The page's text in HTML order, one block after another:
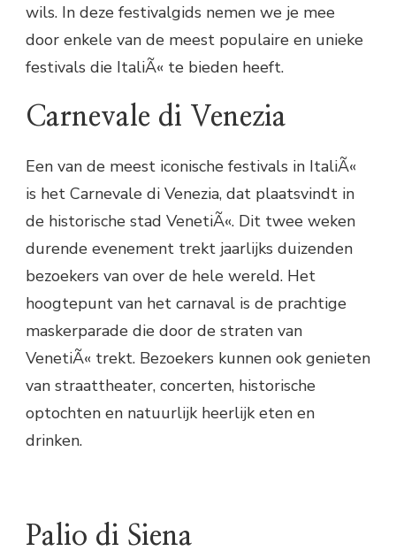
wils. In deze festivalgids nemen we je mee
door enkele van de meest populaire en unieke
festivals die ItaliÃ« te bieden heeft.
Carnevale di Venezia
Een van de meest iconische festivals in ItaliÃ«
is het Carnevale di Venezia, dat plaatsvindt in
de historische stad VenetiÃ«. Dit twee weken
durende evenement trekt jaarlijks duizenden
bezoekers van over de hele wereld. Het
hoogtepunt van het carnaval is de prachtige
maskerparade die door de straten van
VenetiÃ« trekt. Bezoekers kunnen ook genieten
van straattheater, concerten, historische
optochten en natuurlijk heerlijk eten en
drinken.
Palio di Siena